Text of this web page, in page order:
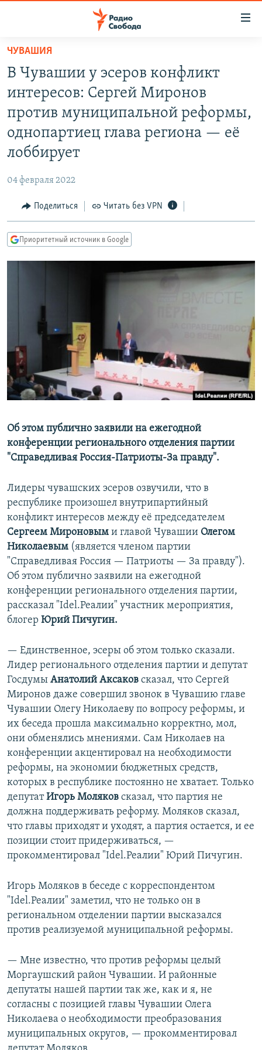
упрощенного
доступа
основному
содержанию
Вернутся
главной
навигации
Вернутся
поиску
ПОДКАСТЫ
АВТОРСКИЕ ПРОЕКТЫ
МНЕНИЯ
IDEL.РЕАЛИИ
КАВКАЗ.РЕАЛИИ
СЕВЕР.РЕАЛИИ
РАСПИСАНИЕ ВЕЩАНИЯ
СОЦИАЛЬНЫЕ СЕТИ
ЧУВАШИЯ
В Чувашии у эсеров конфликт
интересов: Сергей Миронов
против муниципальной реформы,
однопартиец глава региона — её
лоббирует
04 февраля 2022
Поделиться Читать без VPN
Приоритетный источник в Google
Об этом публично заявили на ежегодной
конференции регионального отделения партии
"Справедливая Россия-Патриоты-За правду".
Лидеры чувашских эсеров озвучили, что в
республике произошел внутрипартийный
конфликт интересов между её председателем
Сергеем Мироновым и главой Чувашии Олегом
Николаевым (является членом партии
"Справедливая Россия — Патриоты — За правду").
Об этом публично заявили на ежегодной
конференции регионального отделения партии,
рассказал "Idel.Реалии" участник мероприятия,
блогер Юрий Пичугин.
— Единственное, эсеры об этом только сказали.
Лидер регионального отделения партии и депутат
Госдумы Анатолий Аксаков сказал, что Сергей
Миронов даже совершил звонок в Чувашию главе
Чувашии Олегу Николаеву по вопросу реформы, и
их беседа прошла максимально корректно, мол,
они обменялись мнениями. Сам Николаев на
конференции акцентировал на необходимости
реформы, на экономии бюджетных средств,
которых в республике постоянно не хватает. Только
депутатИгорь Моляков сказал, что партия не
должна поддерживать реформу. Моляков сказал,
что главы приходят и уходят, а партия остается, и ее
позиции стоит придерживаться, —
прокомментировал "Idel.Реалии" Юрий Пичугин.
Игорь Моляков в беседе с корреспондентом
"Idel.Реалии" заметил, что не только он в
региональном отделении партии высказался
против реализуемой муниципальной реформы.
— Мне известно, что против реформы целый
Моргаушский район Чувашии. И районные
депутаты нашей партии так же, как и я, не
согласны с позицией главы Чувашии Олега
Николаева о необходимости преобразования
муниципальных округов, — прокомментировал